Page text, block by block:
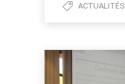
ACTUALITÉS